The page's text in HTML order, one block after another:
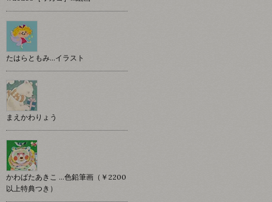
たはらともみ…イラスト
まえかわりょう
かわばたあきこ …色鉛筆画（￥2200
以上特典つき）